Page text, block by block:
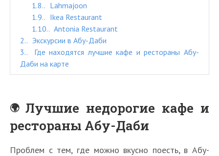
1.8.
Lahmajoon
1.9.
Ikea Restaurant
1.10.
Antonia Restaurant
2.
Экскурсии в Абу-Даби
3.
Где находятся лучшие кафе и рестораны Абу-
Даби на карте
Лучшие недорогие кафе и
рестораны Абу-Даби
Проблем с тем, где можно вкусно поесть, в Абу-